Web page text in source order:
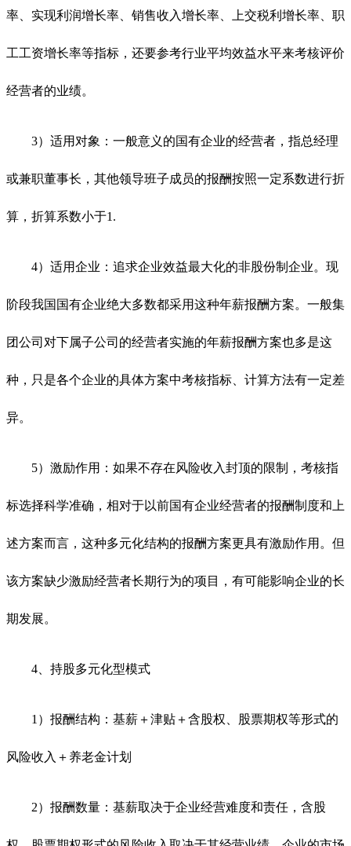
率、实现利润增长率、销售收入增长率、上交税利增长率、职
工工资增长率等指标，还要参考行业平均效益水平来考核评价
经营者的业绩。
3）适用对象：一般意义的国有企业的经营者，指总经理
或兼职董事长，其他领导班子成员的报酬按照一定系数进行折
算，折算系数小于1.
4）适用企业：追求企业效益最大化的非股份制企业。现
阶段我国国有企业绝大多数都采用这种年薪报酬方案。一般集
团公司对下属子公司的经营者实施的年薪报酬方案也多是这
种，只是各个企业的具体方案中考核指标、计算方法有一定差
异。
5）激励作用：如果不存在风险收入封顶的限制，考核指
标选择科学准确，相对于以前国有企业经营者的报酬制度和上
述方案而言，这种多元化结构的报酬方案更具有激励作用。但
该方案缺少激励经营者长期行为的项目，有可能影响企业的长
期发展。
4、持股多元化型模式
1）报酬结构：基薪＋津贴＋含股权、股票期权等形式的
风险收入＋养老金计划
2）报酬数量：基薪取决于企业经营难度和责任，含股